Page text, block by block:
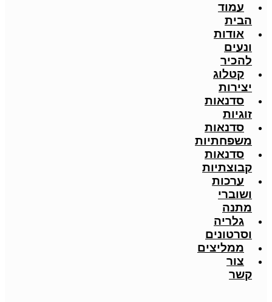
עמוד
הבית
אודות
ונעים
להכיר
קטלוג
יצירות
סדנאות
זוגיות
סדנאות
משפחתיות
סדנאות
קבוצתיות
ערכות
ושוברי
מתנה
גלריה
וסרטונים
ממליצים
צור
קשר